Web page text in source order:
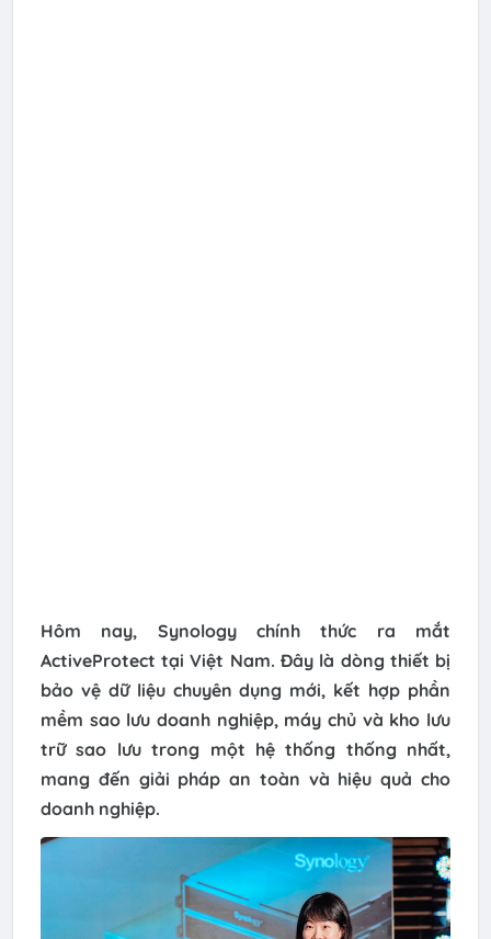
Hôm nay, Synology chính thức ra mắt
ActiveProtect tại Việt Nam. Đây là dòng thiết bị
bảo vệ dữ liệu chuyên dụng mới, kết hợp phần
mềm sao lưu doanh nghiệp, máy chủ và kho lưu
trữ sao lưu trong một hệ thống thống nhất,
mang đến giải pháp an toàn và hiệu quả cho
doanh nghiệp.